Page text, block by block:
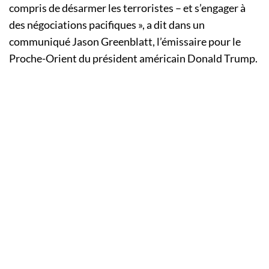
compris de désarmer les terroristes – et s’engager à
des négociations pacifiques », a dit dans un
communiqué Jason Greenblatt, l’émissaire pour le
Proche-Orient du président américain Donald Trump.